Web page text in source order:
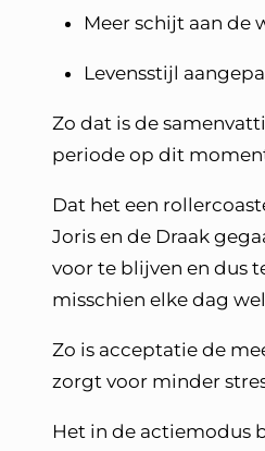
Meer schijt aan de
Levensstijl
Zo dat is de
periode op dit
Dat het een
Joris en de Draak
voor te blijven en dus
misschien elke dag
Zo is acceptatie de
zorgt voor minder
Het in de actiemodus